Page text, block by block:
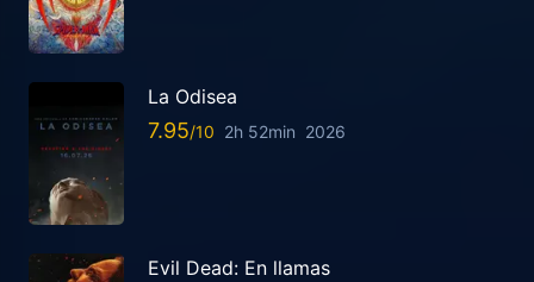
La Odisea
7.95 2h 52min 2026
Evil Dead: En llamas